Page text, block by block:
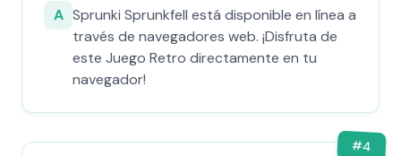
A Sprunki Sprunkfell está disponible en línea a
través de navegadores web. ¡Disfruta de
este Juego Retro directamente en tu
navegador!
#4